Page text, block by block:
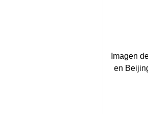
Imagen
en